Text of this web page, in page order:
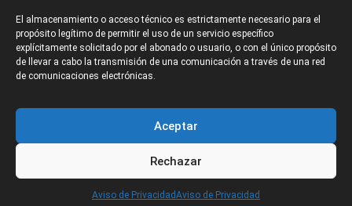
El almacenamiento o acceso técnico es estrictamente necesario para el
propósito legítimo de permitir el uso de un servicio específico
explícitamente solicitado por el abonado o usuario, o con el único propósito
de llevar a cabo la transmisión de una comunicación a través de una red
de comunicaciones electrónicas.
Aceptar
Rechazar
Aviso de PrivacidadAviso de Privacidad
ANUNCIANTES AVISO DE PRIVACIDAD
©2026 Industria Networks